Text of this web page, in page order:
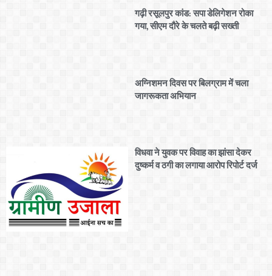
गढ़ी रसूलपुर कांड: सपा डेलिगेशन रोका
गया, सीएम दौरे के चलते बढ़ी सख्ती
अग्निशमन दिवस पर बिलग्राम में चला
जागरूकता अभियान
विधवा ने युवक पर विवाह का झांसा देकर
दुष्कर्म व ठगी का लगाया आरोप रिपोर्ट दर्ज